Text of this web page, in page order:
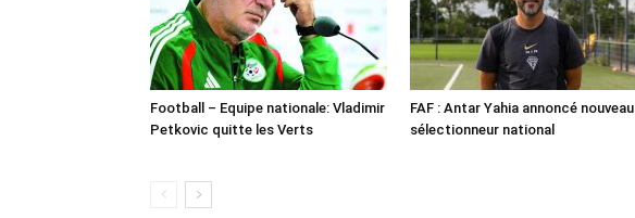
Football – Equipe nationale: Vladimir
Petkovic quitte les Verts
FAF : Antar Yahia annoncé nouveau
sélectionneur national